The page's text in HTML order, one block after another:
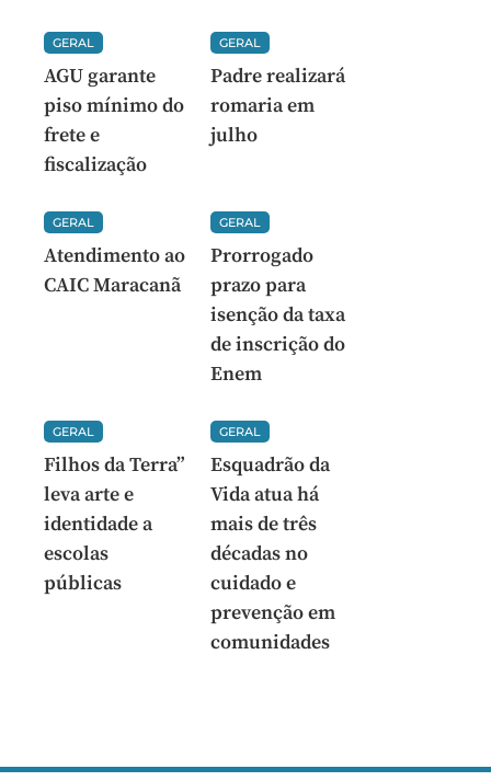
GERAL
AGU garante
piso mínimo do
frete e
fiscalização
GERAL
Padre realizará
romaria em
julho
GERAL
Atendimento ao
CAIC Maracanã
GERAL
Prorrogado
prazo para
isenção da taxa
de inscrição do
Enem
GERAL
Filhos da Terra”
leva arte e
identidade a
escolas
públicas
GERAL
Esquadrão da
Vida atua há
mais de três
décadas no
cuidado e
prevenção em
comunidades